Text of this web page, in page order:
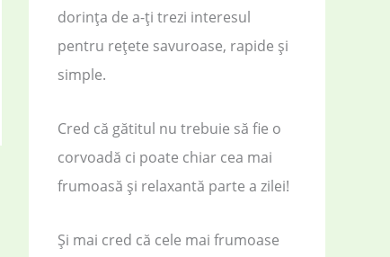
dorința de a-ți trezi interesul
pentru rețete savuroase, rapide și
simple.
Cred că gătitul nu trebuie să fie o
corvoadă ci poate chiar cea mai
frumoasă și relaxantă parte a zilei!
Și mai cred că cele mai frumoase